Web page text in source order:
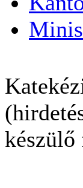
készülő